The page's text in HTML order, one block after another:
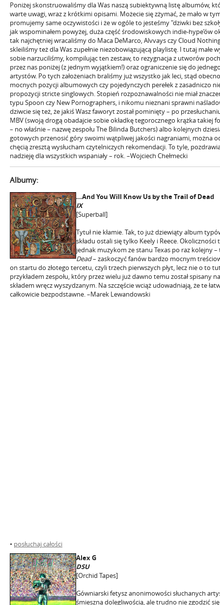
Poniżej skonstruowaliśmy dla Was naszą subiektywną listę albumów,
warte uwagi, wraz z krótkimi opisami. Możecie się zżymać, że mało w
promujemy same oczywistości i że w ogóle to jesteśmy "dziwki bez
jak wspominałem powyżej, duża część środowiskowych indie-hype’ów
tak najchętniej wracaliśmy do Maca DeMarco, Alvvays czy Cloud
skleiliśmy też dla Was zupełnie niezobowiązującą playlistę. I tutaj małe
sobie narzuciliśmy, kompilując ten zestaw, to rezygnacja z utworów
przez nas poniżej (z jednym wyjątkiem!) oraz ograniczenie się do
artystów. Po tych założeniach braliśmy już wszystko jak leci, stąd
mocnych pozycji albumowych czy pojedynczych perełek z zasadniczo
propozycji stricte singlowych. Stopień rozpoznawalności nie miał
typu Spoon czy New Pornographers, i nikomu nieznani sprawni
dziwcie się też, że jakiś Wasz faworyt został pominięty – po
MBV (swoją drogą obadajcie sobie okładkę tegorocznego krążka takiej
– no właśnie – nazwę zespołu The Bilinda Butchers) albo kolejnych
gotowych przenosić góry swoimi wątpliwej jakości nagraniami, można
chęcią zresztą wysłucham czytelniczych rekomendacji. To tyle,
nadzieję dla wszystkich wspaniały – rok. –Wojciech Chełmecki
Albumy:
...And You Will Know Us by the Trail of Dead
IX
[Superball]
Tytuł nie kłamie. Tak, to już dziewiąty album
składu ostali się tylko Keely i Reece.
jednak muzykom ze stanu Texas po raz kolejny
Dead– zaskoczyć fanów bardzo mocnym
on startu do złotego tercetu, czyli trzech pierwszych płyt, lecz nie o to
przykładem zespołu, który przez wielu już dawno temu został spisany
składem wręcz wyszydzanym. Na szczęście wciąż udowadniają, że te
całkowicie bezpodstawne. –Marek Lewandowski
• posłuchaj całości
Alex G
DSU
[Orchid Tapes]
Gówniarski fetysz anonimowości słuchanych
śmieszną dolegliwością, ale trudno nie zgodzić